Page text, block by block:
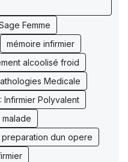
Femme
mémoire infirmier
alcoolisé froid
Medicale
Infirmier Polyvalent
preparation dun opere